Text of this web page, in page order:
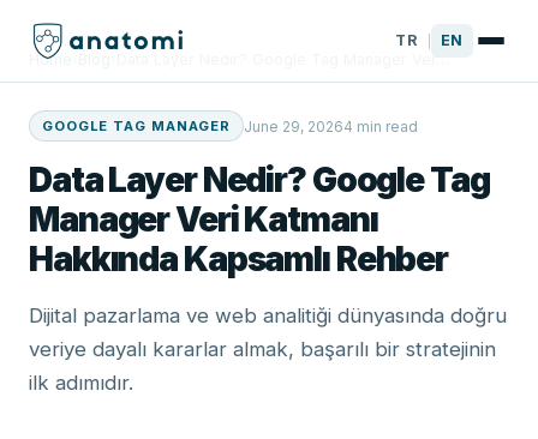
TR
EN
Home
GOOGLE TAG MANAGER June 29, 20264 min read
Data Layer Nedir? Google Tag
Manager Veri Katmanı
Hakkında Kapsamlı Rehber
Dijital pazarlama ve web analitiği dünyasında doğru
veriye dayalı kararlar almak, başarılı bir stratejinin
ilk adımıdır.